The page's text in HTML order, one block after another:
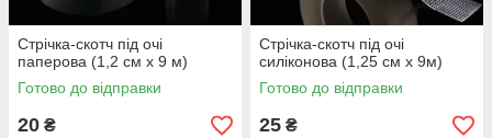
Стрічка-скотч під очі
паперова (1,2 см х 9 м)
Готово до відправки
20 ₴
Стрічка-скотч під очі
силіконова (1,25 см х 9м)
Готово до відправки
25 ₴